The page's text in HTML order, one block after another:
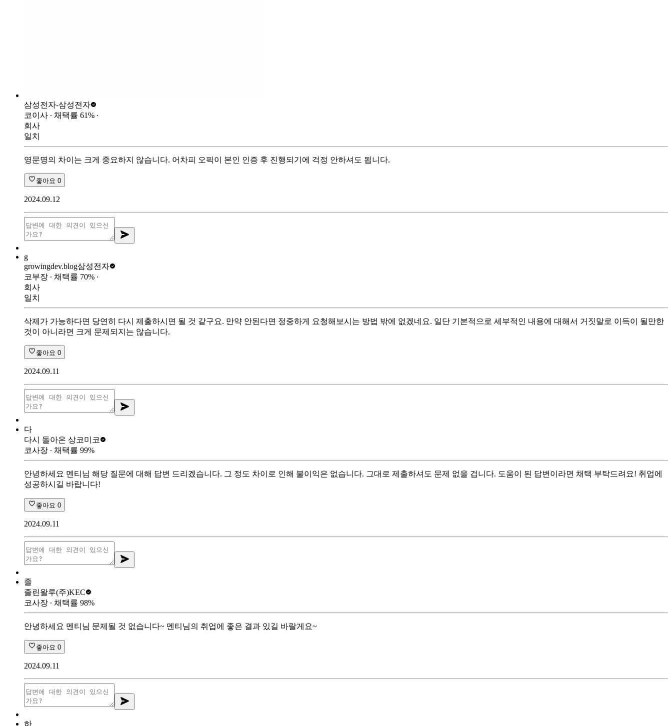
삼성전자-삼성전자
코이사 ∙ 채택률 61% ∙
회사
일치
영문명의 차이는 크게 중요하지 않습니다. 어차피 오픽이 본인 인증 후 진행되기에 걱정 안하셔도 됩니다.
좋아요 0
2024.09.12
g
growingdev.blog삼성전자
코부장 ∙ 채택률 70% ∙
회사
일치
삭제가 가능하다면 당연히 다시 제출하시면 될 것 같구요. 만약 안된다면 정중하게 요청해보시는 방법 밖에 없겠네요. 일단 기본적으로 세부적인 내용에 대해서 거짓말로 이득이 될만한
것이 아니라면 크게 문제되지는 않습니다.
좋아요 0
2024.09.11
다
다시 돌아온 상코미코
코사장 ∙ 채택률 99%
안녕하세요 멘티님 해당 질문에 대해 답변 드리겠습니다. 그 정도 차이로 인해 불이익은 없습니다. 그대로 제출하셔도 문제 없을 겁니다. 도움이 된 답변이라면 채택 부탁드려요! 취업에
성공하시길 바랍니다!
좋아요 0
2024.09.11
졸
졸린왈루(주)KEC
코사장 ∙ 채택률 98%
안녕하세요 멘티님 문제될 것 없습니다~ 멘티님의 취업에 좋은 결과 있길 바랄게요~
좋아요 0
2024.09.11
하